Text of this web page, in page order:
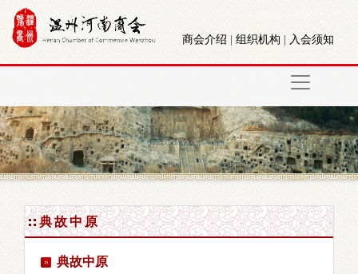
商会介绍 组织机构 入会须知
典故中原
典故中原